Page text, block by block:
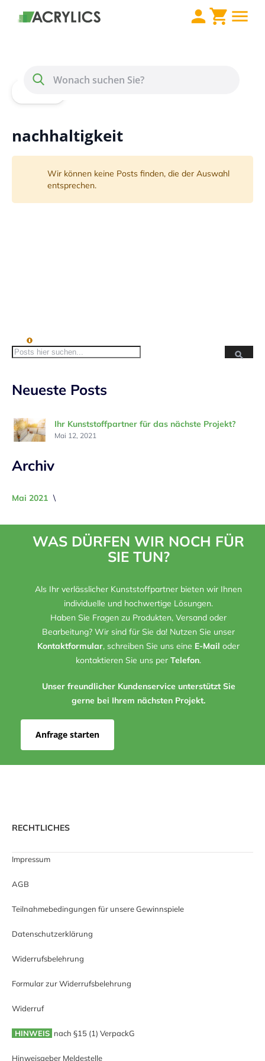
Menü
nachhaltigkeit
Wir können keine Posts finden, die der Auswahl
entsprechen.
Suche
Neueste Posts
Ihr Kunststoffpartner für das nächste Projekt?
Mai 12, 2021
Archiv
Mai 2021
WAS DÜRFEN WIR NOCH FÜR
SIE TUN?
Als Ihr verlässlicher Kunststoffpartner bieten wir Ihnen
individuelle und hochwertige Lösungen.
Haben Sie Fragen zu Produkten, Versand oder
Bearbeitung? Wir sind für Sie da! Nutzen Sie unser
Kontaktformular, schreiben Sie uns eine E-Mail oder
kontaktieren Sie uns per Telefon.
Unser freundlicher Kundenservice unterstützt Sie
gerne bei Ihrem nächsten Projekt.
Anfrage starten
RECHTLICHES
Impressum
AGB
Teilnahmebedingungen für unsere Gewinnspiele
Datenschutzerklärung
Widerrufsbelehrung
Formular zur Widerrufsbelehrung
Widerruf
HINWEIS nach §15 (1) VerpackG
Hinweisgeber Meldestelle